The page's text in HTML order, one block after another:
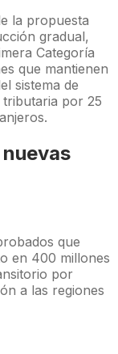
la propuesta
gradual,
Categoría
que mantienen
sistema de
por 25
que
en 400 millones
por
a las regiones